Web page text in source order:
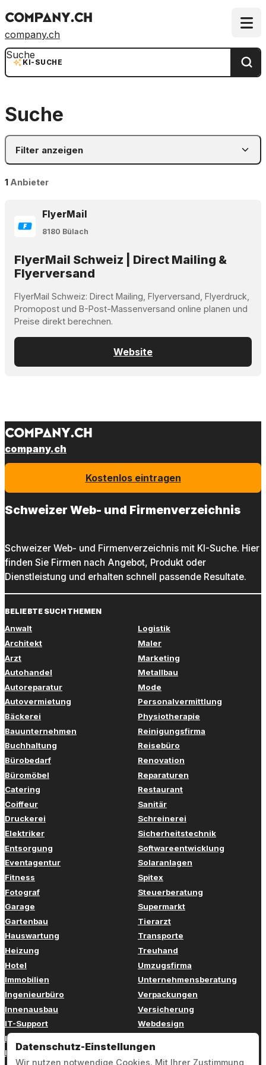
company.ch
KI-SUCHE
Suche
Suche
Filter anzeigen
1 Anbieter
FlyerMail
8180 Bülach
FlyerMail Schweiz | Direct Mailing &
Flyerversand
FlyerMail Schweiz: Direct Mailing, Flyerversand, Flyerdruck,
Promopost und B-Post-Massenversand online planen und
Preise direkt berechnen.
Website
company.ch
Kostenlos eintragen
Schweizer Web- und Firmenverzeichnis
Schweizer Web- und Firmenverzeichnis mit KI-Suche. Hier
finden Sie Firmen nach Angebot, Produkt oder
Dienstleistung und erhalten schnell passende Resultate.
BELIEBTE SUCHTHEMEN
Anwalt
Architekt
Arzt
Autohandel
Autoreparatur
Autovermietung
Bäckerei
Bauunternehmen
Buchhaltung
Bürobedarf
Büromöbel
Catering
Coiffeur
Druckerei
Elektriker
Entsorgung
Eventagentur
Fitness
Fotograf
Garage
Gartenbau
Hauswartung
Heizung
Hotel
Immobilien
Ingenieurbüro
Innenausbau
IT-Support
Kinderbetreuung
Kosmetik
Logistik
Maler
Marketing
Metallbau
Mode
Personalvermittlung
Physiotherapie
Reinigungsfirma
Reisebüro
Renovation
Reparaturen
Restaurant
Sanitär
Schreinerei
Sicherheitstechnik
Softwareentwicklung
Solaranlagen
Spitex
Steuerberatung
Supermarkt
Tierarzt
Transporte
Treuhand
Umzugsfirma
Unternehmensberatung
Verpackungen
Versicherung
Webdesign
Zahnarzt
Datenschutz-Einstellungen
Wir nutzen notwendige Cookies. Mit Ihrer Zustimmung